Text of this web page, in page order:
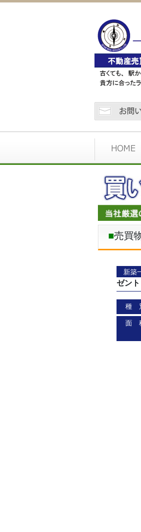
売買
新築
ゼン
種
面